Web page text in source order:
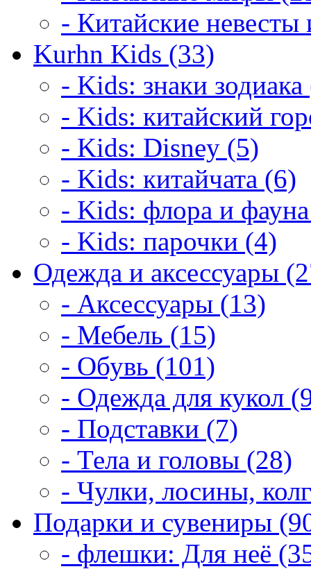
- Китайские
Kurhn Kids (33)
- Kids: знаки
- Kids: китайский
- Kids: Disney (5)
- Kids: китайчата (6)
- Kids: флора и
- Kids: парочки (4)
Одежда и аксессуары
- Аксессуары (13)
- Мебель (15)
- Обувь (101)
- Одежда для кукол
- Подставки (7)
- Тела и головы (28)
- Чулки, лосины,
Подарки и сувениры
- флешки: Для неё